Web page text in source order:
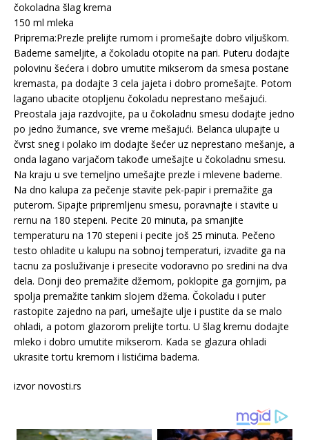
čokoladna šlag krema
150 ml mleka
Priprema:Prezle prelijte rumom i promešajte dobro viljuškom.
Bademe sameljite, a čokoladu otopite na pari. Puteru dodajte
polovinu šećera i dobro umutite mikserom da smesa postane
kremasta, pa dodajte 3 cela jajeta i dobro promešajte. Potom
lagano ubacite otopljenu čokoladu neprestano mešajući.
Preostala jaja razdvojite, pa u čokoladnu smesu dodajte jedno
po jedno žumance, sve vreme mešajući. Belanca ulupajte u
čvrst sneg i polako im dodajte šećer uz neprestano mešanje, a
onda lagano varjačom takođe umešajte u čokoladnu smesu.
Na kraju u sve temeljno umešajte prezle i mlevene bademe.
Na dno kalupa za pečenje stavite pek-papir i premažite ga
puterom. Sipajte pripremljenu smesu, poravnajte i stavite u
rernu na 180 stepeni. Pecite 20 minuta, pa smanjite
temperaturu na 170 stepeni i pecite još 25 minuta. Pečeno
testo ohladite u kalupu na sobnoj temperaturi, izvadite ga na
tacnu za posluživanje i presecite vodoravno po sredini na dva
dela. Donji deo premažite džemom, poklopite ga gornjim, pa
spolja premažite tankim slojem džema. Čokoladu i puter
rastopite zajedno na pari, umešajte ulje i pustite da se malo
ohladi, a potom glazorom prelijte tortu. U šlag kremu dodajte
mleko i dobro umutite mikserom. Kada se glazura ohladi
ukrasite tortu kremom i listićima badema.
izvor novosti.rs